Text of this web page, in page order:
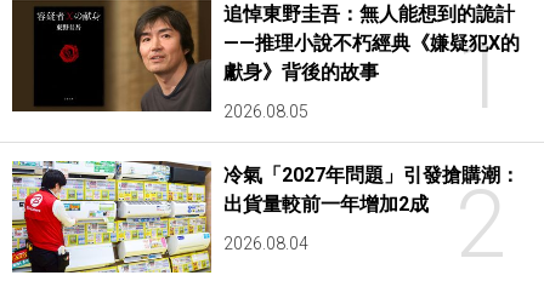
1
追悼東野圭吾：無人能想到的詭計
——推理小說不朽經典《嫌疑犯X的
獻身》背後的故事
2026.08.05
2
冷氣「2027年問題」引發搶購潮：
出貨量較前一年增加2成
2026.08.04